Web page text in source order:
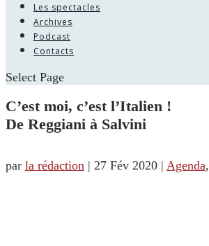
Les spectacles
Archives
Podcast
Contacts
Select Page
C’est moi, c’est l’Italien !
De Reggiani à Salvini
par la rédaction | 27 Fév 2020 | Agenda,